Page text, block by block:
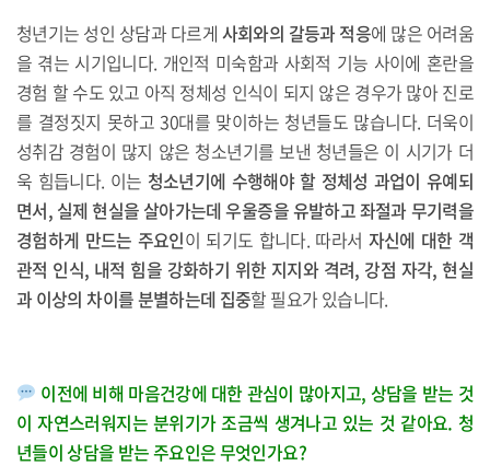
청년기는 성인 상담과 다르게 사회와의 갈등과 적응에 많은 어려움
을 겪는 시기입니다. 개인적 미숙함과 사회적 기능 사이에 혼란을
경험 할 수도 있고 아직 정체성 인식이 되지 않은 경우가 많아 진로
를 결정짓지 못하고 30대를 맞이하는 청년들도 많습니다. 더욱이
성취감 경험이 많지 않은 청소년기를 보낸 청년들은 이 시기가 더
욱 힘듭니다. 이는 청소년기에 수행해야 할 정체성 과업이 유예되
면서, 실제 현실을 살아가는데 우울증을 유발하고 좌절과 무기력을
경험하게 만드는 주요인이 되기도 합니다. 따라서 자신에 대한 객
관적 인식, 내적 힘을 강화하기 위한 지지와 격려, 강점 자각, 현실
과 이상의 차이를 분별하는데 집중할 필요가 있습니다.
이전에 비해 마음건강에 대한 관심이 많아지고, 상담을 받는 것
이 자연스러워지는 분위기가 조금씩 생겨나고 있는 것 같아요. 청
년들이 상담을 받는 주요인은 무엇인가요?